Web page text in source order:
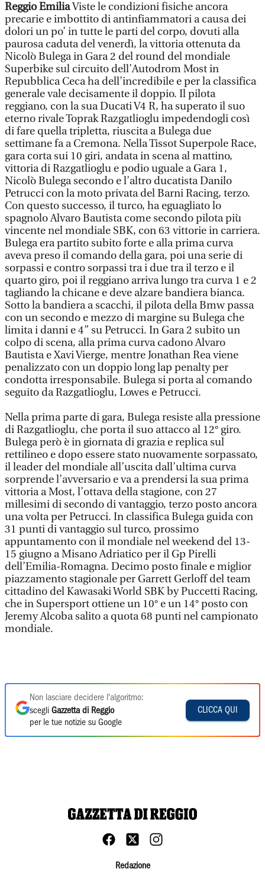
Reggio EmiliaViste le condizioni fisiche ancora
precarie e imbottito di antinfiammatori a causa dei
dolori un po’ in tutte le parti del corpo, dovuti alla
paurosa caduta del venerdì, la vittoria ottenuta da
Nicolò Bulega in Gara 2 del round del mondiale
Superbike sul circuito dell’Autodrom Most in
Repubblica Ceca ha dell’incredibile e per la classifica
generale vale decisamente il doppio. Il pilota
reggiano, con la sua Ducati V4 R, ha superato il suo
eterno rivale Toprak Razgatlioglu impedendogli così
di fare quella tripletta, riuscita a Bulega due
settimane fa a Cremona. Nella Tissot Superpole Race,
gara corta sui 10 giri, andata in scena al mattino,
vittoria di Razgatlioglu e podio uguale a Gara 1,
Nicolò Bulega secondo e l’altro ducatista Danilo
Petrucci con la moto privata del Barni Racing, terzo.
Con questo successo, il turco, ha eguagliato lo
spagnolo Alvaro Bautista come secondo pilota più
vincente nel mondiale SBK, con 63 vittorie in carriera.
Bulega era partito subito forte e alla prima curva
aveva preso il comando della gara, poi una serie di
sorpassi e contro sorpassi tra i due tra il terzo e il
quarto giro, poi il reggiano arriva lungo tra curva 1 e 2
tagliando la chicane e deve alzare bandiera bianca.
Sotto la bandiera a scacchi, il pilota della Bmw passa
con un secondo e mezzo di margine su Bulega che
limita i danni e 4” su Petrucci. In Gara 2 subito un
colpo di scena, alla prima curva cadono Alvaro
Bautista e Xavi Vierge, mentre Jonathan Rea viene
penalizzato con un doppio long lap penalty per
condotta irresponsabile. Bulega si porta al comando
seguito da Razgatlioglu, Lowes e Petrucci.
Nella prima parte di gara, Bulega resiste alla pressione
di Razgatlioglu, che porta il suo attacco al 12° giro.
Bulega però è in giornata di grazia e replica sul
rettilineo e dopo essere stato nuovamente sorpassato,
il leader del mondiale all’uscita dall’ultima curva
sorprende l’avversario e va a prendersi la sua prima
vittoria a Most, l’ottava della stagione, con 27
millesimi di secondo di vantaggio, terzo posto ancora
una volta per Petrucci. In classifica Bulega guida con
31 punti di vantaggio sul turco, prossimo
appuntamento con il mondiale nel weekend del 13-
15 giugno a Misano Adriatico per il Gp Pirelli
dell’Emilia-Romagna. Decimo posto finale e miglior
piazzamento stagionale per Garrett Gerloff del team
cittadino del Kawasaki World SBK by Puccetti Racing,
che in Supersport ottiene un 10° e un 14° posto con
Jeremy Alcoba salito a quota 68 punti nel campionato
mondiale.
Non lasciare decidere l'algoritmo:
scegli Gazzetta di Reggio
per le tue notizie su Google
CLICCA QUI
Redazione